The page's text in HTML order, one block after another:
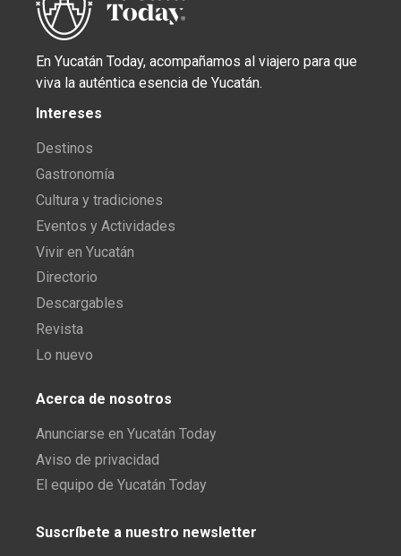
En Yucatán Today, acompañamos al viajero para que
viva la auténtica esencia de Yucatán.
Intereses
Destinos
Gastronomía
Cultura y tradiciones
Eventos y Actividades
Vivir en Yucatán
Directorio
Descargables
Revista
Lo nuevo
Acerca de nosotros
Anunciarse en Yucatán Today
Aviso de privacidad
El equipo de Yucatán Today
Suscríbete a nuestro newsletter